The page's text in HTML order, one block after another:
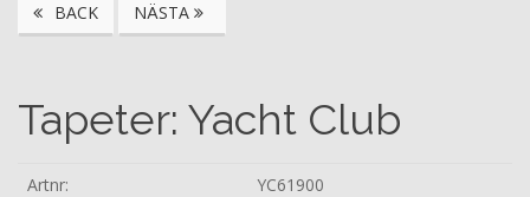
BACK NÄSTA
Tapeter: Yacht Club
Artnr:
YC61900